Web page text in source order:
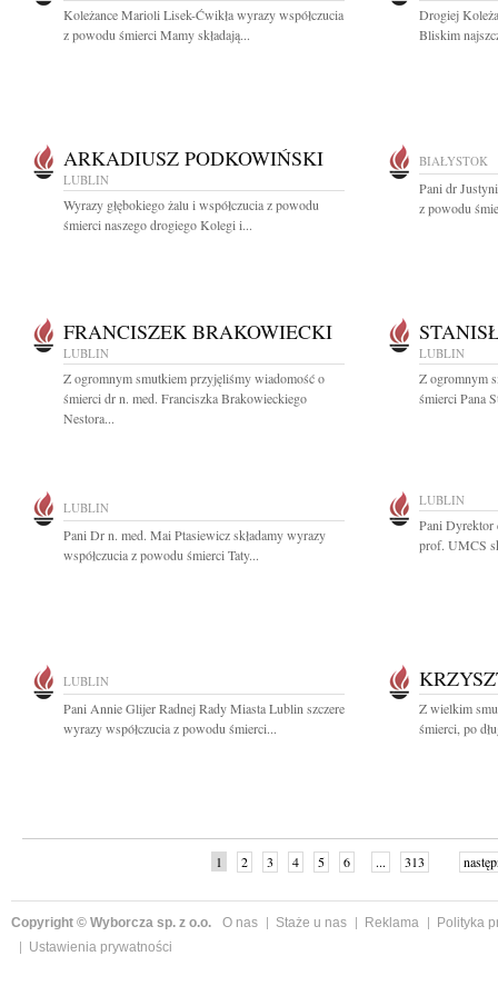
Koleżance Marioli Lisek-Ćwikła wyrazy współczucia
z powodu śmierci Mamy składają...
Drogiej
Bliskim
ARKADIUSZ PODKOWIŃSKI
LUBLIN
Wyrazy głębokiego żalu i współczucia z powodu
śmierci naszego drogiego Kolegi i...
BIAŁYSTOK
Pani dr
z powodu
FRANCISZEK BRAKOWIECKI
LUBLIN
Z ogromnym smutkiem przyjęliśmy wiadomość o
śmierci dr n. med. Franciszka Brakowieckiego
Nestora...
LUBLIN
Z ogromnym
śmierci Pana
LUBLIN
Pani Dr n. med. Mai Ptasiewicz składamy wyrazy
współczucia z powodu śmierci Taty...
LUBLIN
Pani
prof. UMCS
LUBLIN
Pani Annie Glijer Radnej Rady Miasta Lublin szczere
wyrazy współczucia z powodu śmierci...
Z wielkim
śmierci, po
1 2 3 4 5 6 ... 313
Copyright © Wyborcza sp. z o.o. O nas Staże u nas Reklama
Polityka
Ustawienia prywatności